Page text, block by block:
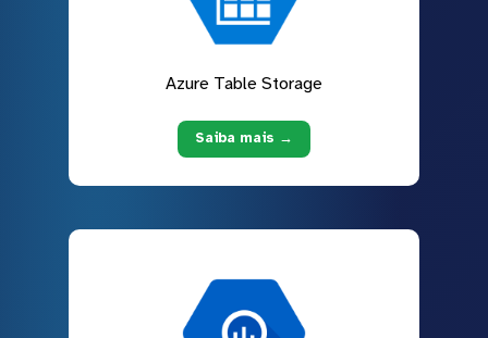
Azure Table Storage
Saiba mais →